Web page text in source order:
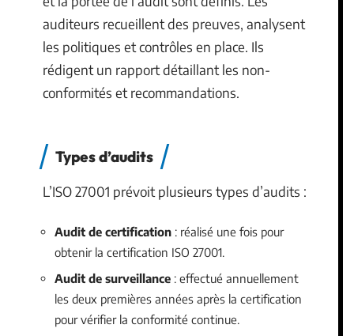
auditeurs recueillent des preuves, analysent
les politiques et contrôles en place. Ils
rédigent un rapport détaillant les non-
conformités et recommandations.
Types d’audits
L’ISO 27001 prévoit plusieurs types d’audits :
Audit de certification : réalisé une fois pour
obtenir la certification ISO 27001.
Audit de surveillance : effectué annuellement
les deux premières années après la certification
pour vérifier la conformité continue.